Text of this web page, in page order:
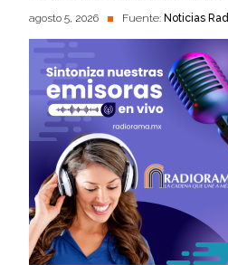
agosto 5, 2026 Fuente: Noticias